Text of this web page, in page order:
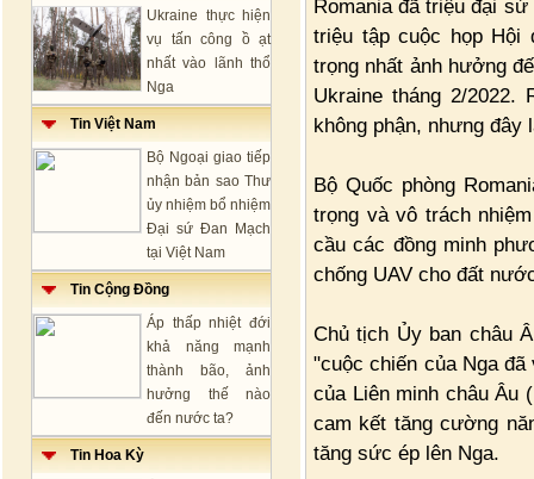
Ukraine thực hiện
vụ tấn công ồ ạt
nhất vào lãnh thổ
Nga
Tin Việt Nam
Bộ Ngoại giao tiếp
nhận bản sao Thư
ủy nhiệm bổ nhiệm
Đại sứ Đan Mạch
tại Việt Nam
Tin Cộng Đồng
Áp thấp nhiệt đới
khả năng mạnh
thành bão, ảnh
hưởng thế nào
đến nước ta?
Tin Hoa Kỳ
Romania đã triệu đại
triệu tập cuộc họp Hội
trọng nhất ảnh hưởng
Ukraine tháng 2/2022.
không phận, nhưng đây
Bộ Quốc phòng
trọng và vô trách
cầu các đồng minh
chống UAV cho đất
Chủ tịch Ủy ban châu
"cuộc chiến của Nga
của Liên minh châu Âu
cam kết tăng cường
tăng sức ép lên Nga.